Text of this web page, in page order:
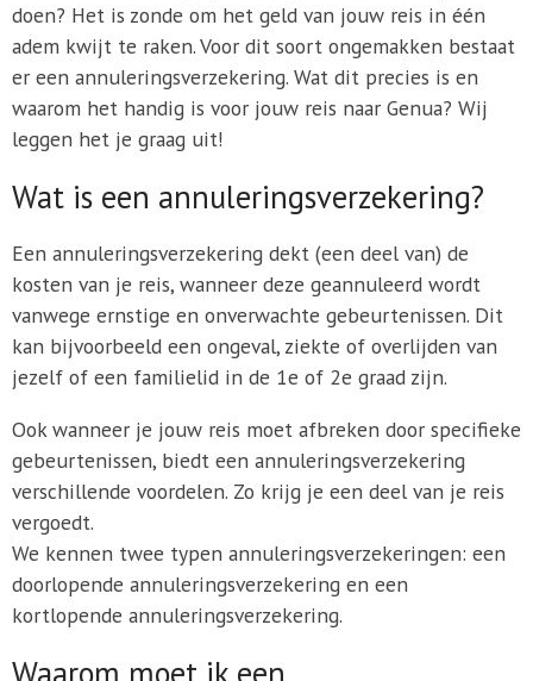
doen? Het is zonde om het geld van jouw reis in één
adem kwijt te raken. Voor dit soort ongemakken bestaat
er een annuleringsverzekering. Wat dit precies is en
waarom het handig is voor jouw reis naar Genua? Wij
leggen het je graag uit!
Wat is een annuleringsverzekering?
Een annuleringsverzekering dekt (een deel van) de
kosten van je reis, wanneer deze geannuleerd wordt
vanwege ernstige en onverwachte gebeurtenissen. Dit
kan bijvoorbeeld een ongeval, ziekte of overlijden van
jezelf of een familielid in de 1e of 2e graad zijn.
Ook wanneer je jouw reis moet afbreken door specifieke
gebeurtenissen, biedt een annuleringsverzekering
verschillende voordelen. Zo krijg je een deel van je reis
vergoedt.
We kennen twee typen annuleringsverzekeringen: een
doorlopende annuleringsverzekering en een
kortlopende annuleringsverzekering.
Waarom moet ik een